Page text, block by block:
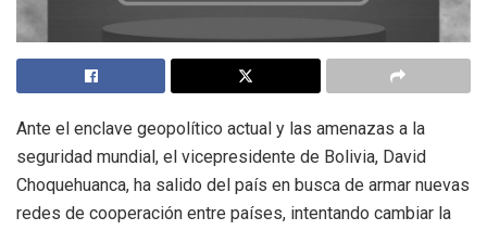
Ante el enclave geopolítico actual y las amenazas a la
seguridad mundial, el vicepresidente de Bolivia, David
Choquehuanca, ha salido del país en busca de armar nuevas
redes de cooperación entre países, intentando cambiar la